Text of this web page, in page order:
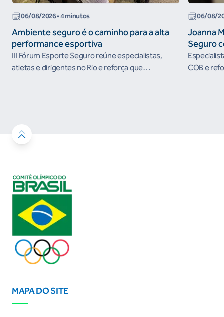
06/08/2026• 4 minutos
Ambiente seguro é o caminho para a alta
performance esportiva
III Fórum Esporte Seguro reúne especialistas,
atletas e dirigentes no Rio e reforça que
06/08/
Joanna
Seguro
COB e
MAPA DO SITE